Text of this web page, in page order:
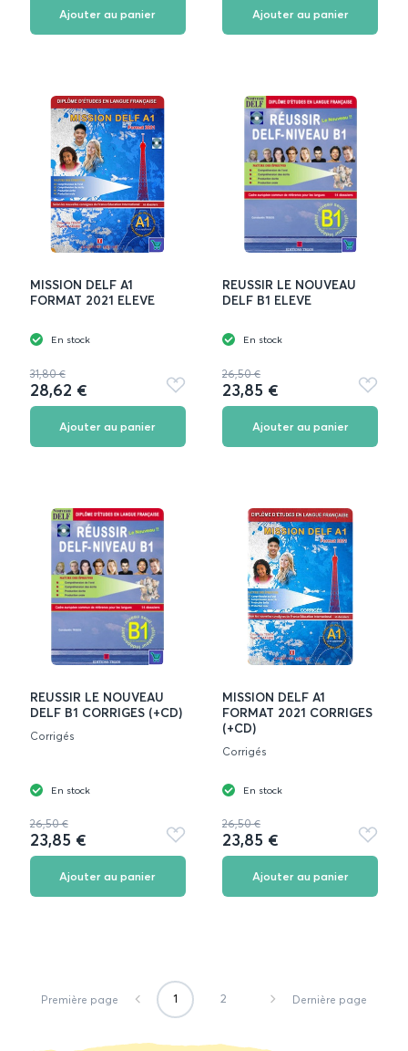
Ajouter au panier Ajouter au panier
MISSION DELF A1
FORMAT 2021 ELEVE
En stock
31,80 €
28,62 €
Ajouter
aux
Ajouter au panier
REUSSIR LE NOUVEAU
DELF B1 ELEVE
En stock
26,50 €
23,85 €
Ajouter
aux
Ajouter au panier
REUSSIR LE NOUVEAU
DELF B1 CORRIGES (+CD)
Corrigés
En stock
26,50 €
23,85 €
Ajouter
aux
Ajouter au panier
MISSION DELF A1
FORMAT 2021 CORRIGES
(+CD)
Corrigés
En stock
26,50 €
23,85 €
Ajouter
aux
Ajouter au panier
Première page 1 2 Dernière page